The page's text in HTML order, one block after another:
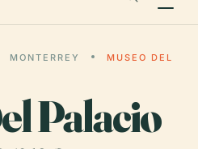
MONTERREY
MUSEO DEL
Palacio